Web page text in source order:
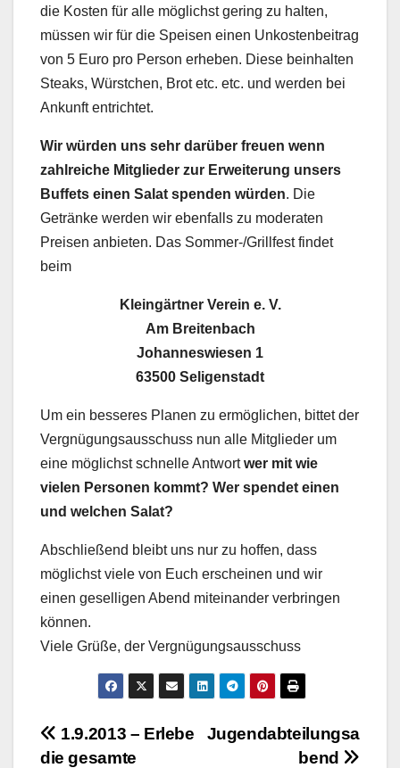
die Kosten für alle möglichst gering zu halten,
müssen wir für die Speisen einen Unkostenbeitrag
von 5 Euro pro Person erheben. Diese beinhalten
Steaks, Würstchen, Brot etc. etc. und werden bei
Ankunft entrichtet.
Wir würden uns sehr darüber freuen wenn
zahlreiche Mitglieder zur Erweiterung unsers
Buffets einen Salat spenden würden. Die
Getränke werden wir ebenfalls zu moderaten
Preisen anbieten. Das Sommer-/Grillfest findet
beim
Kleingärtner Verein e. V.
Am Breitenbach
Johanneswiesen 1
63500 Seligenstadt
Um ein besseres Planen zu ermöglichen, bittet der
Vergnügungsausschuss nun alle Mitglieder um
eine möglichst schnelle Antwortwer mit wie
vielen Personen kommt? Wer spendet einen
und welchen Salat?
Abschließend bleibt uns nur zu hoffen, dass
möglichst viele von Euch erscheinen und wir
einen geselligen Abend miteinander verbringen
können.
Viele Grüße, der Vergnügungsausschuss
Beitragsnavigation
Jugendabteilungsa
bend
1.9.2013 – Erlebe
die gesamte